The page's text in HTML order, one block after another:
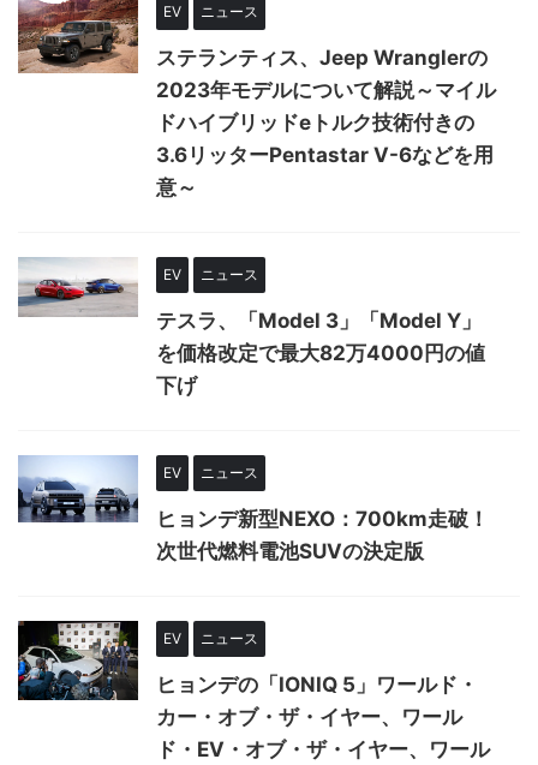
EV ニュース
ステランティス、Jeep Wranglerの
2023年モデルについて解説～マイル
ドハイブリッドeトルク技術付きの
3.6リッターPentastar V-6などを用
意～
EV ニュース
テスラ、「Model 3」「Model Y」
を価格改定で最大82万4000円の値
下げ
EV ニュース
ヒョンデ新型NEXO：700km走破！
次世代燃料電池SUVの決定版
EV ニュース
ヒョンデの「IONIQ 5」ワールド・
カー・オブ・ザ・イヤー、ワール
ド・EV・オブ・ザ・イヤー、ワール